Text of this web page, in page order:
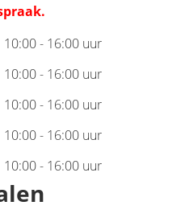
10:00 - 16:00 uur
10:00 - 16:00 uur
10:00 - 16:00 uur
10:00 - 16:00 uur
10:00 - 16:00 uur